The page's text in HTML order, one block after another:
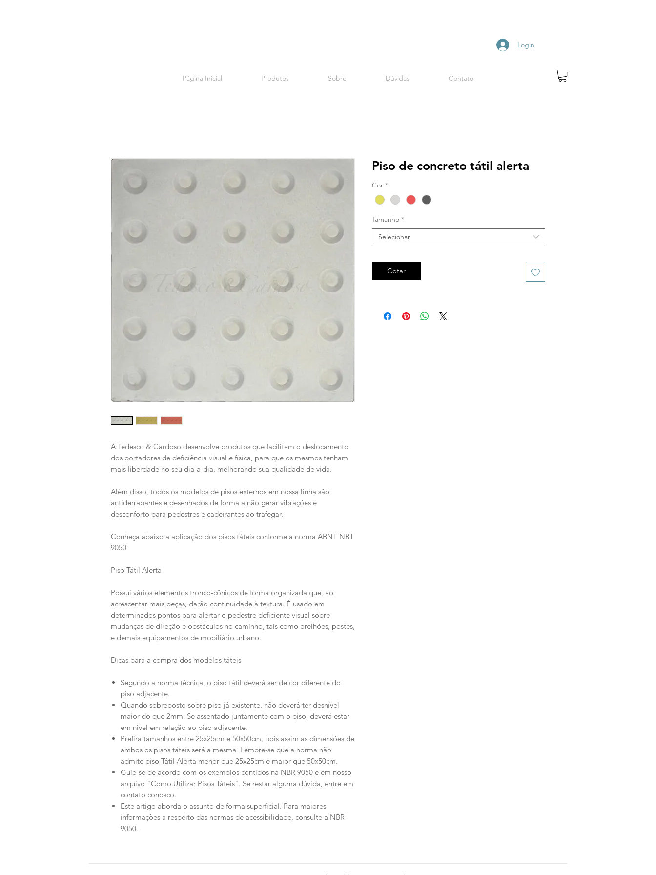
Login
Página Inicial Produtos Sobre Dúvidas Contato
A Tedesco & Cardoso desenvolve produtos que facilitam o deslocamento
dos portadores de deficiência visual e física, para que os mesmos tenham
mais liberdade no seu dia-a-dia, melhorando sua qualidade de vida.
Além disso, todos os modelos de pisos externos em nossa linha são
antiderrapantes e desenhados de forma a não gerar vibrações e
desconforto para pedestres e cadeirantes ao trafegar.
Conheça abaixo a aplicação dos pisos táteis conforme a norma ABNT NBT
9050
Piso Tátil Alerta
Possui vários elementos tronco-cônicos de forma organizada que, ao
acrescentar mais peças, darão continuidade à textura. É usado em
determinados pontos para alertar o pedestre deficiente visual sobre
mudanças de direção e obstáculos no caminho, tais como orelhões, postes,
e demais equipamentos de mobiliário urbano.
Dicas para a compra dos modelos táteis
Segundo a norma técnica, o piso tátil deverá ser de cor diferente do
piso adjacente.
Quando sobreposto sobre piso já existente, não deverá ter desnível
maior do que 2mm. Se assentado juntamente com o piso, deverá estar
em nível em relação ao piso adjacente.
Prefira tamanhos entre 25x25cm e 50x50cm, pois assim as dimensões de
ambos os pisos táteis será a mesma. Lembre-se que a norma não
admite piso Tátil Alerta menor que 25x25cm e maior que 50x50cm.
Guie-se de acordo com os exemplos contidos na NBR 9050 e em nosso
arquivo "Como Utilizar Pisos Táteis". Se restar alguma dúvida, entre em
contato conosco.
Este artigo aborda o assunto de forma superficial. Para maiores
informações a respeito das normas de acessibilidade, consulte a NBR
9050.
Piso de concreto tátil alerta
Cor *
Tamanho *
Selecionar
Cotar